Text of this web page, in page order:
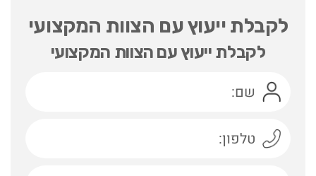
לקבלת ייעוץ עם הצוות המקצועי
לקבלת ייעוץ עם הצוות המקצועי